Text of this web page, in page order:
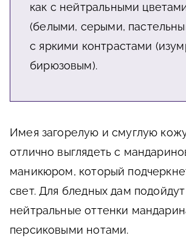
как с нейтральными
(белыми, серыми,
с яркими контрастами
бирюзовым).
Имея загорелую и смуглую
отлично выглядеть с
маникюром, который
свет. Для бледных дам
нейтральные оттенки
персиковыми нотами.